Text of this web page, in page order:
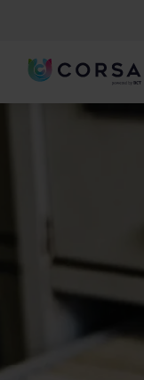
Home» Oplossingen